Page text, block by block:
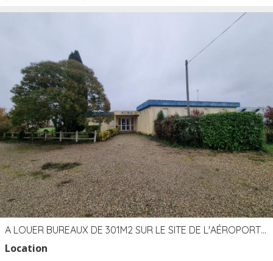
A LOUER BUREAUX DE 301M2 SUR LE SITE DE L'AÉROPORT AGEN LA GARENNE
Location